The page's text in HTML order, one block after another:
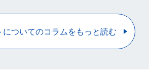
についてのコラムをもっと読む